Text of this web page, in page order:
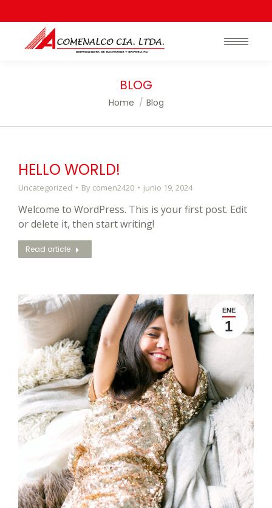
BLOG
You are here:
Home Blog
HELLO WORLD!
Uncategorized By comen2420 junio 19, 2024
Welcome to WordPress. This is your first post. Edit
or delete it, then start writing!
Read article
ENE
1